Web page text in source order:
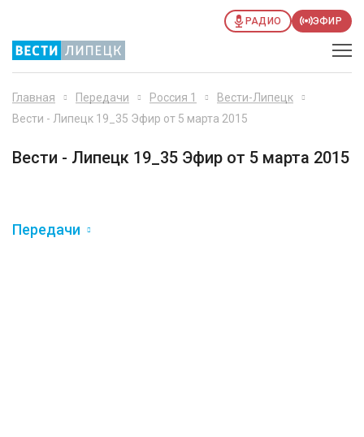
РАДИО ЭФИР
Главная Передачи Россия 1
Вести-Липецк
Вести - Липецк 19_35 Эфир от 5 марта 2015
Вести - Липецк 19_35 Эфир от 5 марта 2015
Передачи